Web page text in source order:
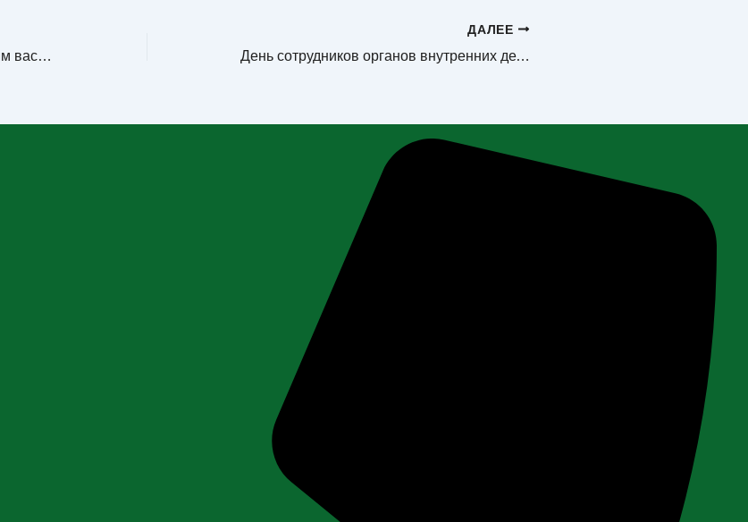
Дорогие друзья!Убедительно просим вас поучаствовать в опросе по ссылке
ДАЛЕЕ
День сотрудников органов внутренних дел РФ